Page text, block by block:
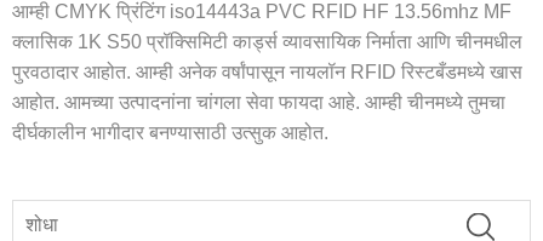
आम्ही CMYK प्रिंटिंग iso14443a PVC RFID HF 13.56mhz MF
क्लासिक 1K S50 प्रॉक्सिमिटी कार्ड्स व्यावसायिक निर्माता आणि चीनमधील
पुरवठादार आहोत. आम्ही अनेक वर्षांपासून नायलॉन RFID रिस्टबँडमध्ये खास
आहोत. आमच्या उत्पादनांना चांगला सेवा फायदा आहे. आम्ही चीनमध्‍ये तुमचा
दीर्घकालीन भागीदार बनण्‍यासाठी उत्सुक आहोत.